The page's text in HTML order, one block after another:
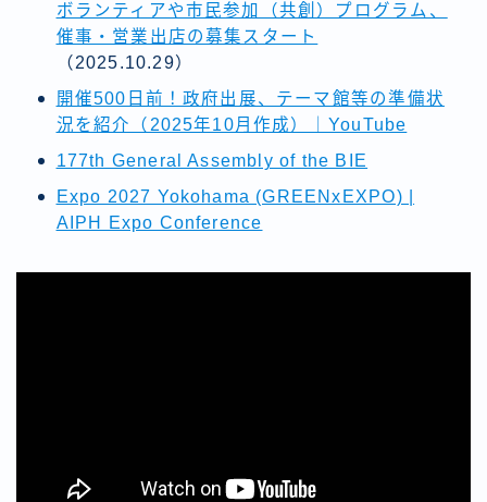
ボランティアや市民参加（共創）プログラム、
催事・営業出店の募集スタート
（2025.10.29）
開催500日前！政府出展、テーマ館等の準備状
況を紹介（2025年10月作成）｜YouTube
177th General Assembly of the BIE
Expo 2027 Yokohama (GREENxEXPO) |
AIPH Expo Conference